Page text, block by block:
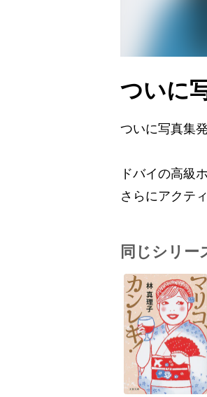
ついに
ついに写真集
ドバイの高級
さらにアクテ
同じシリー